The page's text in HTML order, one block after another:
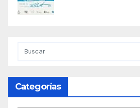
Categorías